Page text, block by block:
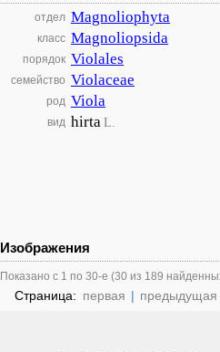
отдел Magnoliophyta
класс Magnoliopsida
порядок Violales
семейство Violaceae
род Viola
вид hirtaL.
Изображения
Показано с 1 по 30-е (30 из 189
Страница: первая | предыдущая